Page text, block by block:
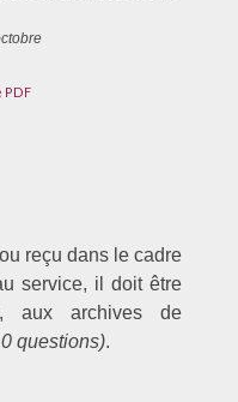
PDF
reçu dans le cadre
service, il doit être
aux archives de
questions).